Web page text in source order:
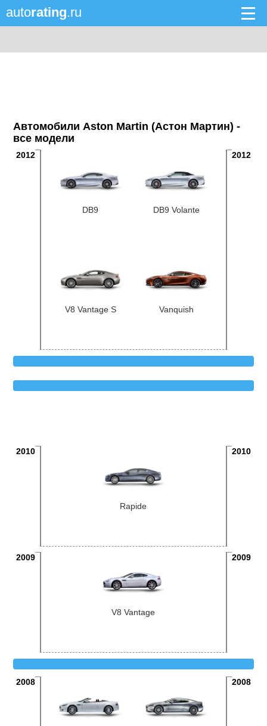
autorating.ru
Автомобили Aston Martin (Астон Мартин) -
все модели
2012 2012
DB9 DB9 Volante
V8 Vantage S Vanquish
2010 2010
Rapide
2009 2009
V8 Vantage
2008 2008